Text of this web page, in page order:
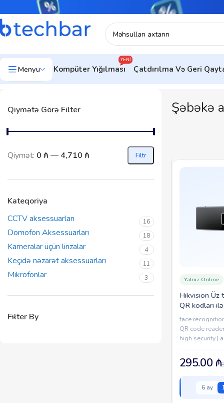
Menyu Kompüter Yığılması
YENI
Çatdırılma Və Geri
Qiymətə Görə Filter
Filtr
Qiymət: 0 ₼ — 4,710 ₼
Kateqoriya
CCTV aksessuarları
16
Domofon Aksessuarları 18
Kameralar üçün linzalar 4
Keçidə nəzarət aksessuarları 11
Mikrofonlar 3
Filter By
Şəbəkə
Hikvision Üz
QR kodları
modulu
Yalnız Online
face
QR code
high security |
295.00 ₼
6 ay